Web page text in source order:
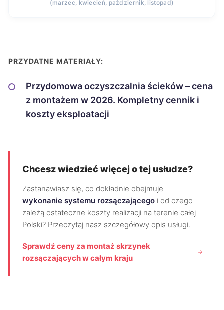
(marzec, kwiecień, październik, listopad)
PRZYDATNE MATERIAŁY:
Przydomowa oczyszczalnia ścieków – cena
z montażem w 2026. Kompletny cennik i
koszty eksploatacji
Chcesz wiedzieć więcej o tej usłudze?
Zastanawiasz się, co dokładnie obejmuje
wykonanie systemu rozsączającego i od czego
zależą ostateczne koszty realizacji na terenie całej
Polski? Przeczytaj nasz szczegółowy opis usługi.
Sprawdź ceny za montaż skrzynek
rozsączających w całym kraju